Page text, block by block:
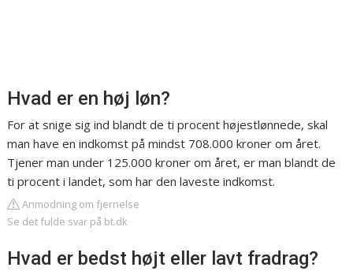
Hvad er en høj løn?
For at snige sig ind blandt de ti procent højestlønnede, skal
man have en indkomst på mindst 708.000 kroner om året.
Tjener man under 125.000 kroner om året, er man blandt de
ti procent i landet, som har den laveste indkomst.
Anmodning om fjernelse
Se det fulde svar på bt.dk
Hvad er bedst højt eller lavt fradrag?